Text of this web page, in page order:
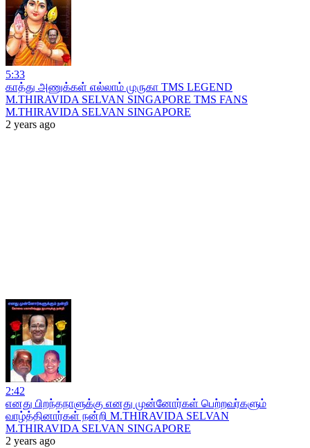
5:33
காத்து அணுக்கள் எல்லாம் முருகா TMS LEGEND
M.THIRAVIDA SELVAN SINGAPORE TMS FANS
M.THIRAVIDA SELVAN SINGAPORE
2 years ago
2:42
எனது பிறந்தநாளுக்கு எனது முன்னோர்கள் பெற்றவர்களும்
வாழ்த்தினார்கள் நன்றி M.THIRAVIDA SELVAN
M.THIRAVIDA SELVAN SINGAPORE
2 years ago